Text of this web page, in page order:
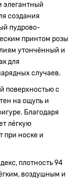
элегантный
создания
пудрово-
принтом розы
утончённый и
для
случаев.
поверхностью с
на ощупь и
Благодаря
лёгкую
при носке и
плотность 94
воздушным и